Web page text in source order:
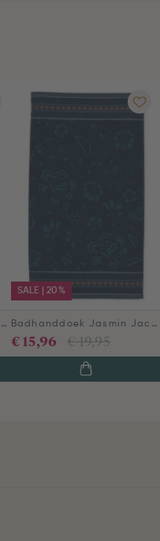
Grote Handdoek Jasmin Jacquard Donkerblauw 70x140cm
SALE | 20%
Badhanddoek Jasmin Jacquard Donkerblauw 55x100cm
€ 19,95
€ 15,96